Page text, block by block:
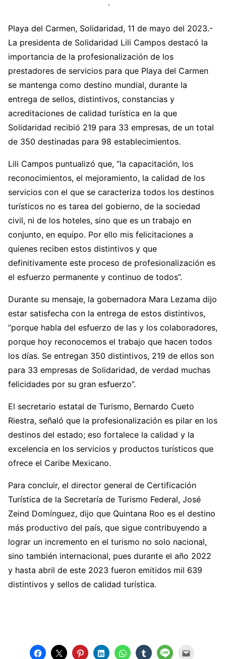
Playa del Carmen, Solidaridad, 11 de mayo del 2023.-
La presidenta de Solidaridad Lili Campos destacó la
importancia de la profesionalización de los
prestadores de servicios para que Playa del Carmen
se mantenga como destino mundial, durante la
entrega de sellos, distintivos, constancias y
acreditaciones de calidad turística en la que
Solidaridad recibió 219 para 33 empresas, de un total
de 350 destinadas para 98 establecimientos.
Lili Campos puntualizó que, “la capacitación, los
reconocimientos, el mejoramiento, la calidad de los
servicios con el que se caracteriza todos los destinos
turísticos no es tarea del gobierno, de la sociedad
civil, ni de los hoteles, sino que es un trabajo en
conjunto, en equipo. Por ello mis felicitaciones a
quienes reciben estos distintivos y que
definitivamente este proceso de profesionalización es
el esfuerzo permanente y continuo de todos”.
Durante su mensaje, la gobernadora Mara Lezama dijo
estar satisfecha con la entrega de estos distintivos,
“porque habla del esfuerzo de las y los colaboradores,
porque hoy reconocemos el trabajo que hacen todos
los días. Se entregan 350 distintivos, 219 de ellos son
para 33 empresas de Solidaridad, de verdad muchas
felicidades por su gran esfuerzo”.
El secretario estatal de Turismo, Bernardo Cueto
Riestra, señaló que la profesionalización es pilar en los
destinos del estado; eso fortalece la calidad y la
excelencia en los servicios y productos turísticos que
ofrece el Caribe Mexicano.
Para concluir, el director general de Certificación
Turística de la Secretaría de Turismo Federal, José
Zeind Domínguez, dijo que Quintana Roo es el destino
más productivo del país, que sigue contribuyendo a
lograr un incremento en el turismo no solo nacional,
sino también internacional, pues durante el año 2022
y hasta abril de este 2023 fueron emitidos mil 639
distintivos y sellos de calidad turística.